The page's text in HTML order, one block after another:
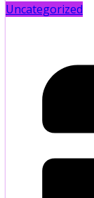
Uncategorized